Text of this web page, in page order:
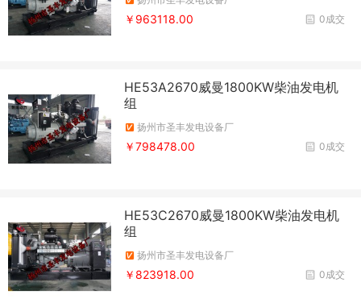
0成交
￥963118.00
HE53A2670威曼1800KW柴油发电机
组
扬州市圣丰发电设备厂
0成交
￥798478.00
HE53C2670威曼1800KW柴油发电机
组
扬州市圣丰发电设备厂
0成交
￥823918.00